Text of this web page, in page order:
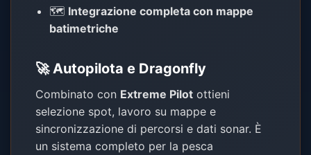
🗺️ Integrazione completa con mappe
batimetriche
🚀 Autopilota e Dragonfly
Combinato con Extreme Pilot ottieni
selezione spot, lavoro su mappe e
sincronizzazione di percorsi e dati sonar. È
un sistema completo per la pesca